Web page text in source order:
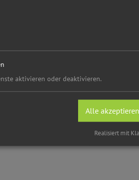
aktivieren oder deaktivieren.
Alle akzeptieren
Realisiert mit